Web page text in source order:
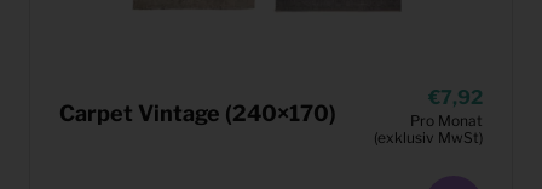
Carpet Vintage (240×170)
7,92
Pro Monat
(exklusiv MwSt)